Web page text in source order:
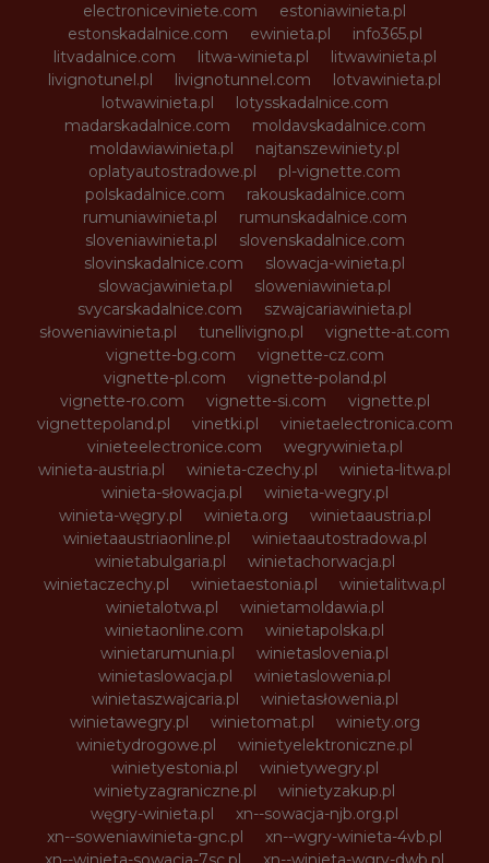
electroniceviniete.com
estoniawinieta.pl
estonskadalnice.com
ewinieta.pl
info365.pl
litvadalnice.com
litwa-winieta.pl
litwawinieta.pl
livignotunel.pl
livignotunnel.com
lotvawinieta.pl
lotwawinieta.pl
lotysskadalnice.com
madarskadalnice.com
moldavskadalnice.com
moldawiawinieta.pl
najtanszewiniety.pl
oplatyautostradowe.pl
pl-vignette.com
polskadalnice.com
rakouskadalnice.com
rumuniawinieta.pl
rumunskadalnice.com
sloveniawinieta.pl
slovenskadalnice.com
slovinskadalnice.com
slowacja-winieta.pl
slowacjawinieta.pl
sloweniawinieta.pl
svycarskadalnice.com
szwajcariawinieta.pl
słoweniawinieta.pl
tunellivigno.pl
vignette-at.com
vignette-bg.com
vignette-cz.com
vignette-pl.com
vignette-poland.pl
vignette-ro.com
vignette-si.com
vignette.pl
vignettepoland.pl
vinetki.pl
vinietaelectronica.com
vinieteelectronice.com
wegrywinieta.pl
winieta-austria.pl
winieta-czechy.pl
winieta-litwa.pl
winieta-słowacja.pl
winieta-wegry.pl
winieta-węgry.pl
winieta.org
winietaaustria.pl
winietaaustriaonline.pl
winietaautostradowa.pl
winietabulgaria.pl
winietachorwacja.pl
winietaczechy.pl
winietaestonia.pl
winietalitwa.pl
winietalotwa.pl
winietamoldawia.pl
winietaonline.com
winietapolska.pl
winietarumunia.pl
winietaslovenia.pl
winietaslowacja.pl
winietaslowenia.pl
winietaszwajcaria.pl
winietasłowenia.pl
winietawegry.pl
winietomat.pl
winiety.org
winietydrogowe.pl
winietyelektroniczne.pl
winietyestonia.pl
winietywegry.pl
winietyzagraniczne.pl
winietyzakup.pl
węgry-winieta.pl
xn--sowacja-njb.org.pl
xn--soweniawinieta-gnc.pl
xn--wgry-winieta-4vb.pl